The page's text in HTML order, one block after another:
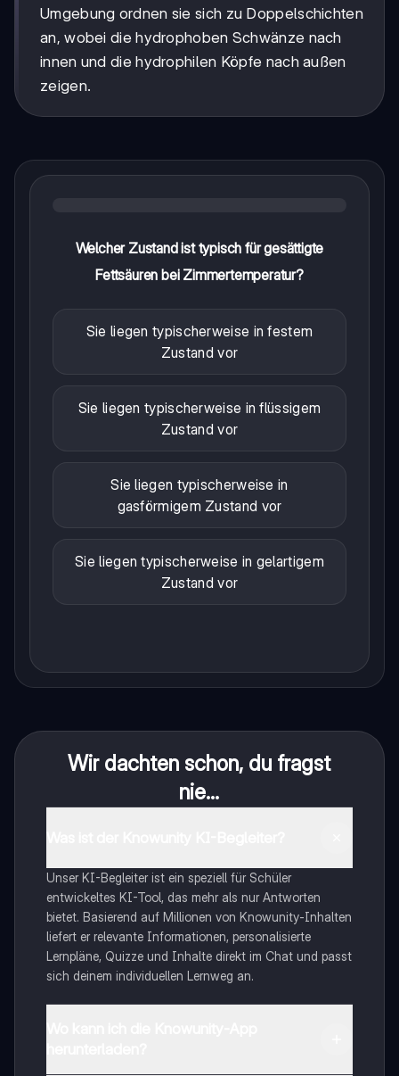
Umgebung ordnen sie sich zu Doppelschichten
an, wobei die hydrophoben Schwänze nach
innen und die hydrophilen Köpfe nach außen
zeigen.
Welcher Zustand ist typisch für gesättigte
Fettsäuren bei Zimmertemperatur?
Sie liegen typischerweise in festem
Zustand vor
Sie liegen typischerweise in flüssigem
Zustand vor
Sie liegen typischerweise in
gasförmigem Zustand vor
Sie liegen typischerweise in gelartigem
Zustand vor
Wir dachten schon, du fragst
nie...
Unser KI-Begleiter ist ein speziell für Schüler
entwickeltes KI-Tool, das mehr als nur Antworten
bietet. Basierend auf Millionen von Knowunity-Inhalten
liefert er relevante Informationen, personalisierte
Lernpläne, Quizze und Inhalte direkt im Chat und passt
sich deinem individuellen Lernweg an.